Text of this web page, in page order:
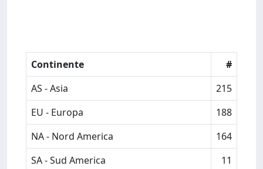
Continente
#
AS - Asia
215
EU - Europa
188
NA - Nord America
164
SA - Sud America
11